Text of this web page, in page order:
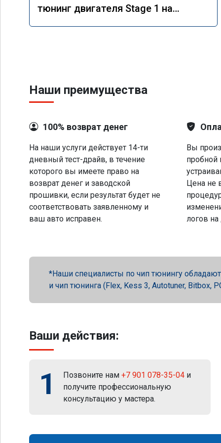
тюнинг двигателя Stage 1 на
Наши преимущества
100% возврат денег
На наши услуги действует 14-ти
дневный тест-драйв, в течение
которого вы имеете право на
возврат денег и заводской
прошивки, если результат будет не
соответствовать заявленному и
ваш авто исправен.
Вы
пробной
Цена не
логов на
Наши специалисты по чип тюнингу
и чип тюнинга (Flex, Kess 3, Autotuner, Bitbox,
Ваши действия:
1 Позвоните нам +7 901 078-35-04 и
получите профессиональную
консультацию у мастера.